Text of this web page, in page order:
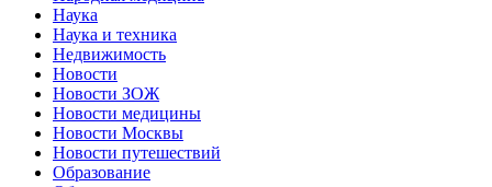
Наука
Наука и техника
Недвижимость
Новости
Новости ЗОЖ
Новости медицины
Новости Москвы
Новости путешествий
Образование